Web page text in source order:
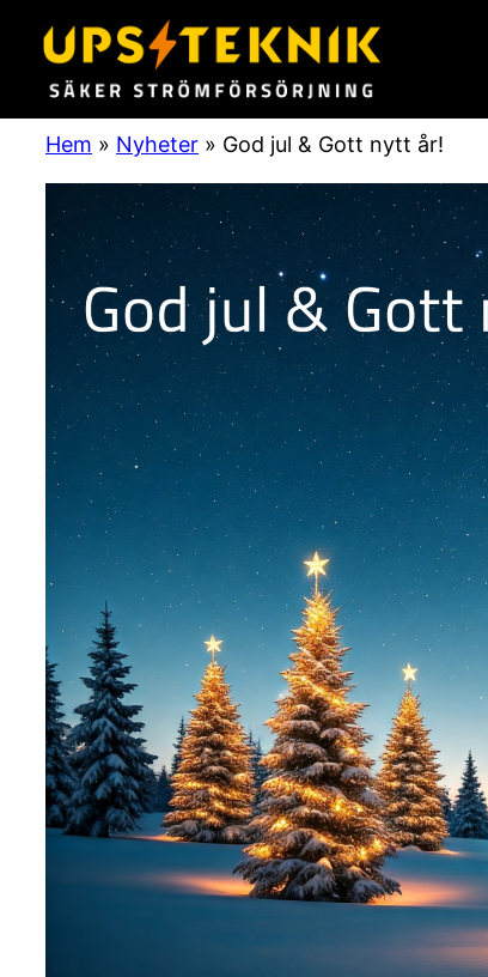
Hoppa
innehåll
Hem » Nyheter » God jul & Gott nytt år!